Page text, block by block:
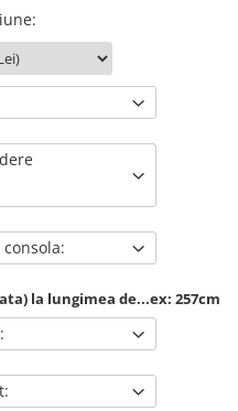
:
la lungimea de...ex: 257cm